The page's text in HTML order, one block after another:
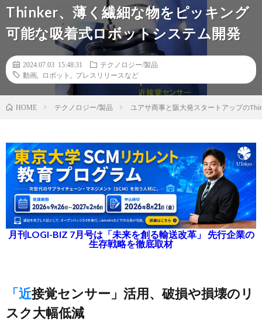
Thinker、薄く繊細な物をピッキング
可能な吸着式ロボットシステム開発
2024.07.03 15:48:31
テクノロジー/製品
動画
ロボット プレスリリースなど
HOME テクノロジー/製品 ユアサ商事と阪大発スタートアップの
月刊LOGI-BIZ 7月号は「未来を創る輸送改革」 先行企業の
生存戦略を徹底取材
「近接覚センサー」活用、破損や損壊のリ
スク大幅低減